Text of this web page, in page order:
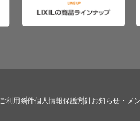
ご利用条件個人情報保護方針お知らせ・メ